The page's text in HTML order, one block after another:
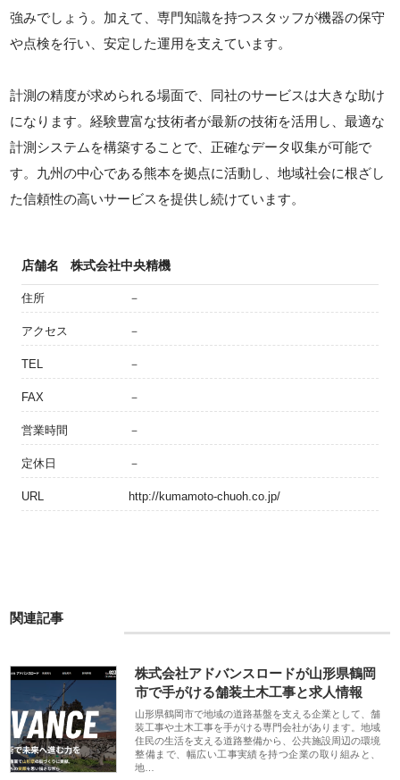
強みでしょう。加えて、専門知識を持つスタッフが機器の保守
や点検を行い、安定した運用を支えています。
計測の精度が求められる場面で、同社のサービスは大きな助け
になります。経験豊富な技術者が最新の技術を活用し、最適な
計測システムを構築することで、正確なデータ収集が可能で
す。九州の中心である熊本を拠点に活動し、地域社会に根ざし
た信頼性の高いサービスを提供し続けています。
店舗名 株式会社中央精機
住所 －
アクセス －
TEL －
FAX －
営業時間 －
定休日 －
URL http://kumamoto-chuoh.co.jp/
関連記事
株式会社アドバンスロードが山形県鶴岡
市で手がける舗装土木工事と求人情報
山形県鶴岡市で地域の道路基盤を支える企業として、舗
装工事や土木工事を手がける専門会社があります。地域
住民の生活を支える道路整備から、公共施設周辺の環境
整備まで、幅広い工事実績を持つ企業の取り組みと、
地…